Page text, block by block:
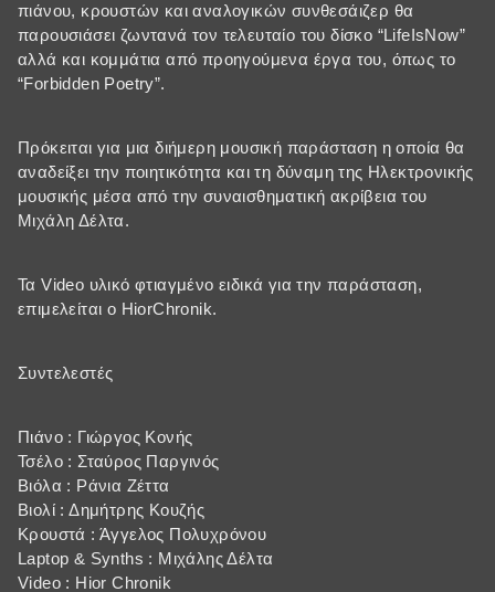
πιάνου, κρουστών και αναλογικών συνθεσάιζερ θα
παρουσιάσει ζωντανά τον τελευταίο του δίσκο “LifeIsNow”
αλλά και κομμάτια από προηγούμενα έργα του, όπως το
“Forbidden Poetry”.
Πρόκειται για μια διήμερη μουσική παράσταση η οποία θα
αναδείξει την ποιητικότητα και τη δύναμη της Ηλεκτρονικής
μουσικής μέσα από την συναισθηματική ακρίβεια του
Μιχάλη Δέλτα.
Τα Video υλικό φτιαγμένο ειδικά για την παράσταση,
επιμελείται ο HiorChronik.
Συντελεστές
Πιάνο : Γιώργος Κονής
Τσέλο : Σταύρος Παργινός
Βιόλα : Ράνια Ζέττα
Βιολί : Δημήτρης Κουζής
Κρουστά : Άγγελος Πολυχρόνου
Laptop & Synths : Μιχάλης Δέλτα
Video : Hior Chronik